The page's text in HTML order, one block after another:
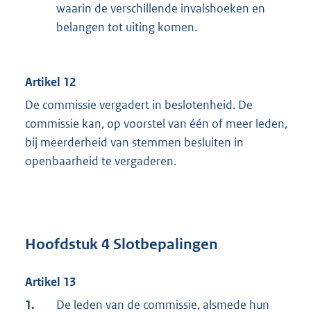
waarin de verschillende invalshoeken en
belangen tot uiting komen.
Artikel 12
De commissie vergadert in beslotenheid. De
commissie kan, op voorstel van één of meer leden,
bij meerderheid van stemmen besluiten in
openbaarheid te vergaderen.
Hoofdstuk 4 Slotbepalingen
Artikel 13
1.
De leden van de commissie, alsmede hun